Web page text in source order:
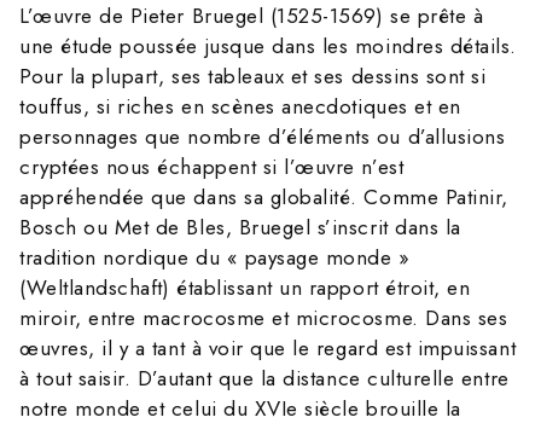
L’œuvre de Pieter Bruegel (1525-1569) se prête à
une étude poussée jusque dans les moindres détails.
Pour la plupart, ses tableaux et ses dessins sont si
touffus, si riches en scènes anecdotiques et en
personnages que nombre d’éléments ou d’allusions
cryptées nous échappent si l’œuvre n’est
appréhendée que dans sa globalité. Comme Patinir,
Bosch ou Met de Bles, Bruegel s’inscrit dans la
tradition nordique du « paysage monde »
(Weltlandschaft) établissant un rapport étroit, en
miroir, entre macrocosme et microcosme. Dans ses
œuvres, il y a tant à voir que le regard est impuissant
à tout saisir. D’autant que la distance culturelle entre
notre monde et celui du XVIe siècle brouille la